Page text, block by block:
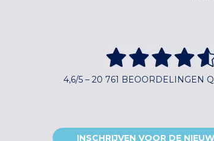
4,6/5 – 20 761 BEOORDELINGEN
INSCHRIJVEN VOOR DE